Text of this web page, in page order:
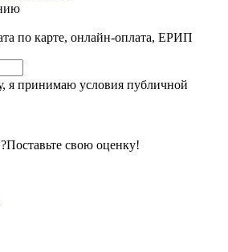
по карте, онлайн-оплата, ЕРИП
я принимаю условия публичной
Поставьте свою оценку!